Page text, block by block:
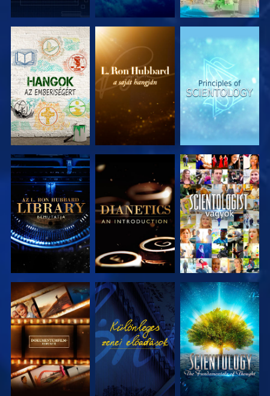
A SOROZAT
RÉSZEI
A SOROZAT
RÉSZEI
A SOROZAT
RÉSZEI
A SOROZAT
RÉSZEI
A SOROZAT
RÉSZEI
MŰSORNÉZÉS
A SOROZAT
RÉSZEI
MŰSORNÉZÉS
A SOROZAT
RÉSZEI